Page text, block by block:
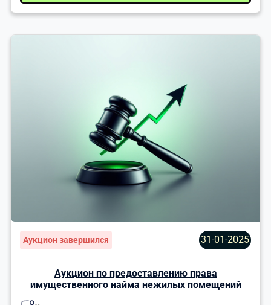
Аукцион завершился 31-01-2025
Аукцион по предоставлению права
имущественного найма нежилых помещений